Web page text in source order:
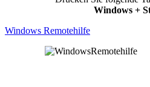
Windows +
Windows Remotehilfe